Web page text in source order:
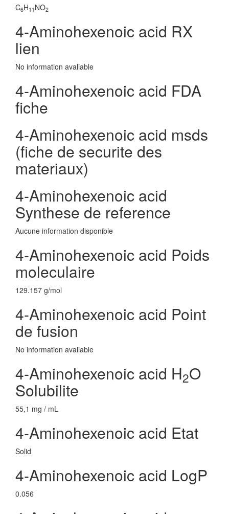
C6H11 NO2
4-Aminohexenoic acid RX
lien
No information avaliable
4-Aminohexenoic acid FDA
fiche
4-Aminohexenoic acid msds
(fiche de securite des
materiaux)
4-Aminohexenoic acid
Synthese de reference
Aucune information disponible
4-Aminohexenoic acid Poids
moleculaire
129.157 g/mol
4-Aminohexenoic acid Point
de fusion
No information avaliable
4-Aminohexenoic acid H2O
Solubilite
55,1 mg / mL
4-Aminohexenoic acid Etat
Solid
4-Aminohexenoic acid LogP
0.056